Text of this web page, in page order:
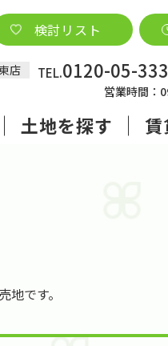
店 TEL.0120-05-
営業時間：
検討リスト
土地を探す 賃
です。